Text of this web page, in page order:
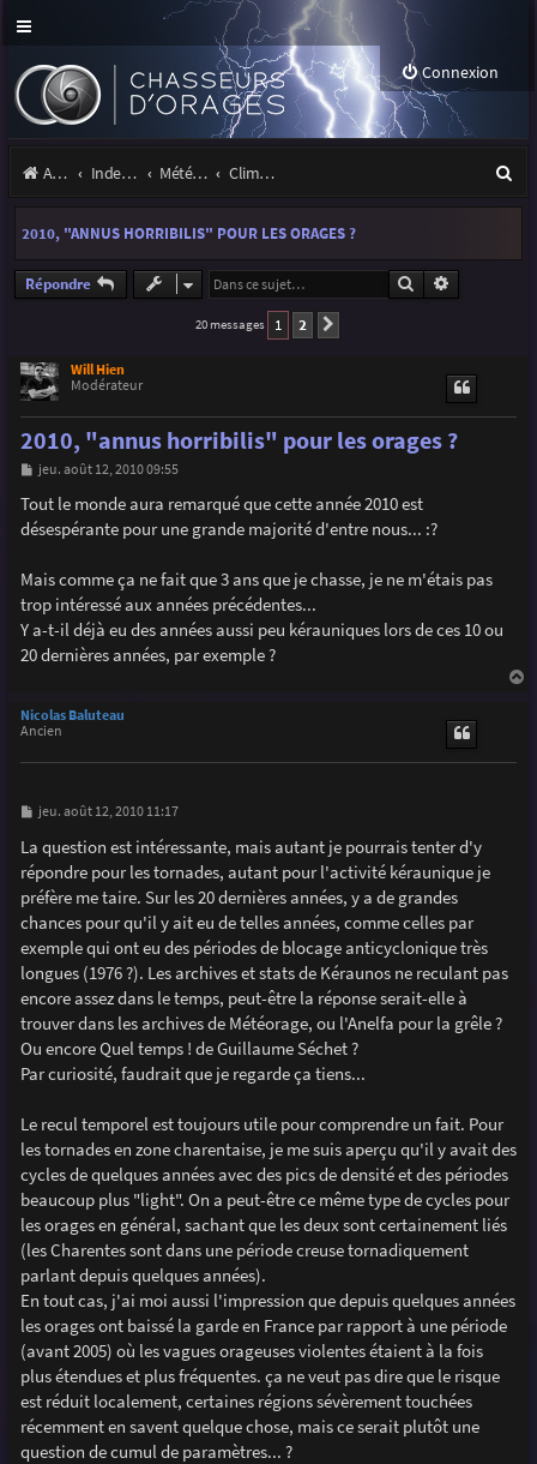
Connexion
Accueil Index du forum Météo et climatologie des orages Climatologie des orages
e
h
2010, "ANNUS HORRIBILIS" POUR LES ORAGES ?
Répondre Rechercher
20 messages 1 2
Will Hien
Modérateur
2010, "annus horribilis" pour les orages ?
M
s
s
a
jeu. août 12, 2010 09:55
Tout le monde aura remarqué que cette année 2010 est
désespérante pour une grande majorité d'entre nous... :?
Mais comme ça ne fait que 3 ans que je chasse, je ne m'étais pas
trop intéressé aux années précédentes...
Y a-t-il déjà eu des années aussi peu kérauniques lors de ces 10 ou
20 dernières années, par exemple ?
Nicolas Baluteau
Ancien
M
s
s
a
g
e
jeu. août 12, 2010 11:17
La question est intéressante, mais autant je pourrais tenter d'y
répondre pour les tornades, autant pour l'activité kéraunique je
préfère me taire. Sur les 20 dernières années, y a de grandes
chances pour qu'il y ait eu de telles années, comme celles par
exemple qui ont eu des périodes de blocage anticyclonique très
longues (1976 ?). Les archives et stats de Kéraunos ne reculant pas
encore assez dans le temps, peut-être la réponse serait-elle à
trouver dans les archives de Météorage, ou l'Anelfa pour la grêle ?
Ou encore Quel temps ! de Guillaume Séchet ?
Par curiosité, faudrait que je regarde ça tiens...
Le recul temporel est toujours utile pour comprendre un fait. Pour
les tornades en zone charentaise, je me suis aperçu qu'il y avait des
cycles de quelques années avec des pics de densité et des périodes
beaucoup plus "light". On a peut-être ce même type de cycles pour
les orages en général, sachant que les deux sont certainement liés
(les Charentes sont dans une période creuse tornadiquement
parlant depuis quelques années).
En tout cas, j'ai moi aussi l'impression que depuis quelques années
les orages ont baissé la garde en France par rapport à une période
(avant 2005) où les vagues orageuses violentes étaient à la fois
plus étendues et plus fréquentes. ça ne veut pas dire que le risque
est réduit localement, certaines régions sévèrement touchées
récemment en savent quelque chose, mais ce serait plutôt une
question de cumul de paramètres... ?